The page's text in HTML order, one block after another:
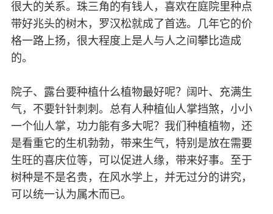
很大的关系。珠三角的有钱人，喜欢在庭院里种点
带好兆头的树木，罗汉松就成了首选。几年它的价
格一路上扬，很大程度上是人与人之间攀比造成
的。
院子、露台要种植什么植物最好呢？阔叶、充满生
气，不要针针刺刺。总有人种植仙人掌挡煞，小小
一个仙人掌，功力能有多大呢？我们种植植物，还
是看重它的生机勃勃，带来生气，特别是放在需要
生旺的喜庆位等，可以促进人缘，带来好事。至于
树种是不是名贵，在风水学上，并无过分的讲究，
可以统一认为属木而已。